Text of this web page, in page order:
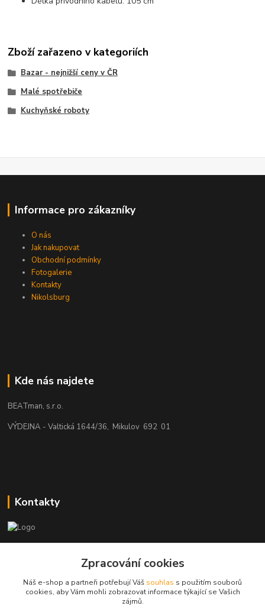
Zboží zařazeno v kategoriích
Bazar - nejnižší ceny v ČR
Malé spotřebiče
Kuchyňské roboty
Informace pro zákazníky
O nás
Jak nakupovat
Obchodní podmínky
Fotogalerie
Kontakty
Nikolsburg
Kde nás najdete
BEATman, s.r.o.
VÝDEJNA - Valtická 1644/36, Mikulov 692 01
Kontakty
elektro@beatman.cz
Zpracování cookies
Náš e-shop a partneři potřebují Váš souhlas s použitím souborů
cookies, aby Vám mohli zobrazovat informace týkající se Vašich
zájmů.